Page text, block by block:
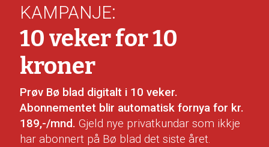
KAMPANJE:
10 veker for 10
kroner
Prøv Bø blad digitalt i 10 veker.
Abonnementet blir automatisk fornya for kr.
189,-/mnd.Gjeld nye privatkundar som ikkje
har abonnert på Bø blad det siste året.